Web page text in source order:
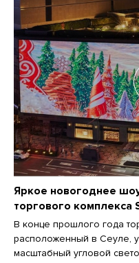
Яркое новогоднее
торгового комплекса
В конце прошлого года
расположенный в Сеуле,
масштабный угловой